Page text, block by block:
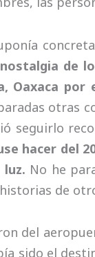
de
Oaxaca
otras
seguirlo
hacer del
No he
de
del
sido el